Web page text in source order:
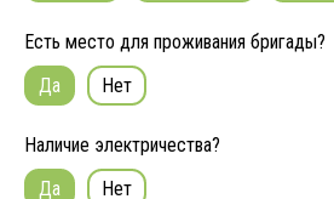
Есть место для проживания бригады?
Да
Нет
Наличие электричества?
Да
Нет